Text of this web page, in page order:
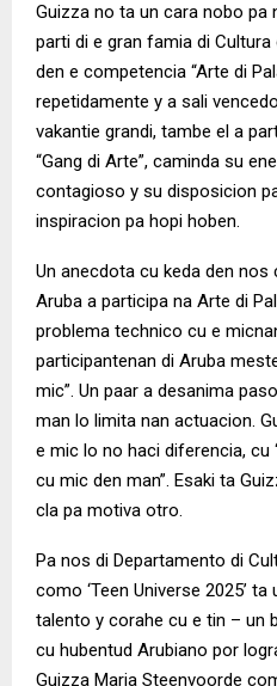
Guizza no ta un cara nobo pa
parti di e gran famia di
den e competencia “Arte di
repetidamente y a sali
vakantie grandi, tambe el a
“Gang di Arte”, caminda su
contagioso y su disposicion
inspiracion pa hopi hoben.
Un anecdota cu keda den nos
Aruba a participa na Arte di
problema technico cu e
participantenan di Aruba
mic”. Un paar a desanima
man lo limita nan actuacion.
e mic lo no haci diferencia,
cu mic den man”. Esaki ta
cla pa motiva otro.
Pa nos di Departamento di
como ‘Teen Universe 2025’
talento y corahe cu e tin – un
cu hubentud Arubiano por
Guizza Maria Steenvoorde